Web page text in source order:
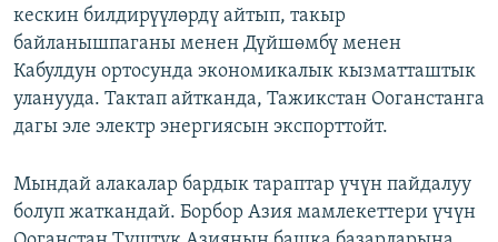
кескин билдирүүлөрдү айтып, такыр
байланышпаганы менен Дүйшөмбү менен
Кабулдун ортосунда экономикалык кызматташтык
уланууда. Тактап айтканда, Тажикстан Ооганстанга
дагы эле электр энергиясын экспорттойт.
Мындай алакалар бардык тараптар үчүн пайдалуу
болуп жаткандай. Борбор Азия мамлекеттери үчүн